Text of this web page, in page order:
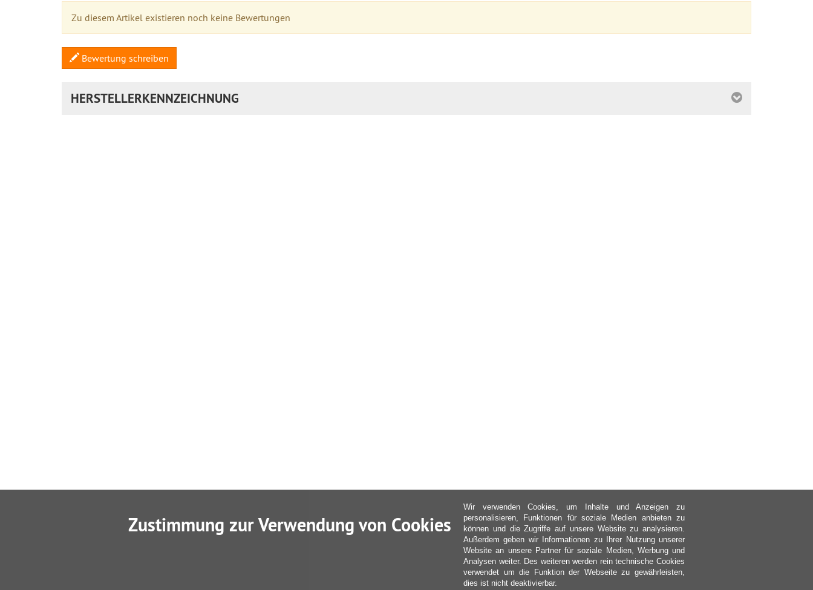
Zu diesem Artikel existieren noch keine Bewertungen
Bewertung schreiben
HERSTELLERKENNZEICHNUNG
Zustimmung zur Verwendung von Cookies
Wir verwenden Cookies, um Inhalte und Anzeigen zu
personalisieren, Funktionen für soziale Medien anbieten zu
können und die Zugriffe auf unsere Website zu analysieren.
Außerdem geben wir Informationen zu Ihrer Nutzung unserer
Website an unsere Partner für soziale Medien, Werbung und
Analysen weiter. Des weiteren werden rein technische Cookies
verwendet um die Funktion der Webseite zu gewährleisten,
dies ist nicht deaktivierbar.